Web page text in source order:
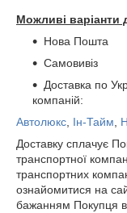
Можливі варіанти
Нова Пошта
Самовивіз
Доставка по
компаній:
Автолюкс Ін-Тайм
Доставку сплачує
транспортної
транспортних
ознайомитися на
бажанням Покупця